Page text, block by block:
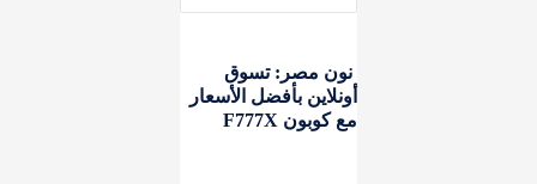
نون مصر: تسوق
أونلاين بأفضل الأسعار
مع كوبون F777X